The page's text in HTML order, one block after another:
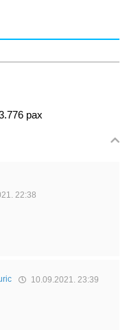
pax
22:38
10.09.2021. 23:39